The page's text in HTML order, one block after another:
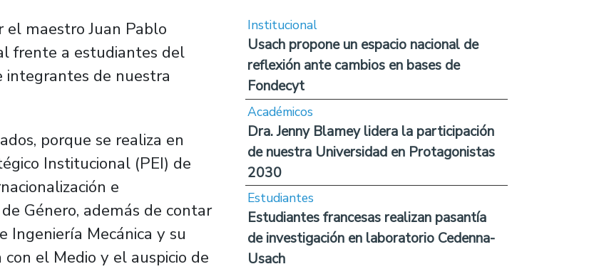
el maestro Juan Pablo
frente a estudiantes del
integrantes de nuestra
porque se realiza en
Institucional (PEI) de
e
Género, además de contar
Mecánica y su
el Medio y el auspicio de
Institucional
Usach propone un espacio nacional de
reflexión ante cambios en bases de
Fondecyt
Académicos
Dra. Jenny Blamey lidera la participación
de nuestra Universidad en Protagonistas
2030
Estudiantes
Estudiantes francesas realizan pasantía
de investigación en laboratorio Cedenna-
Usach